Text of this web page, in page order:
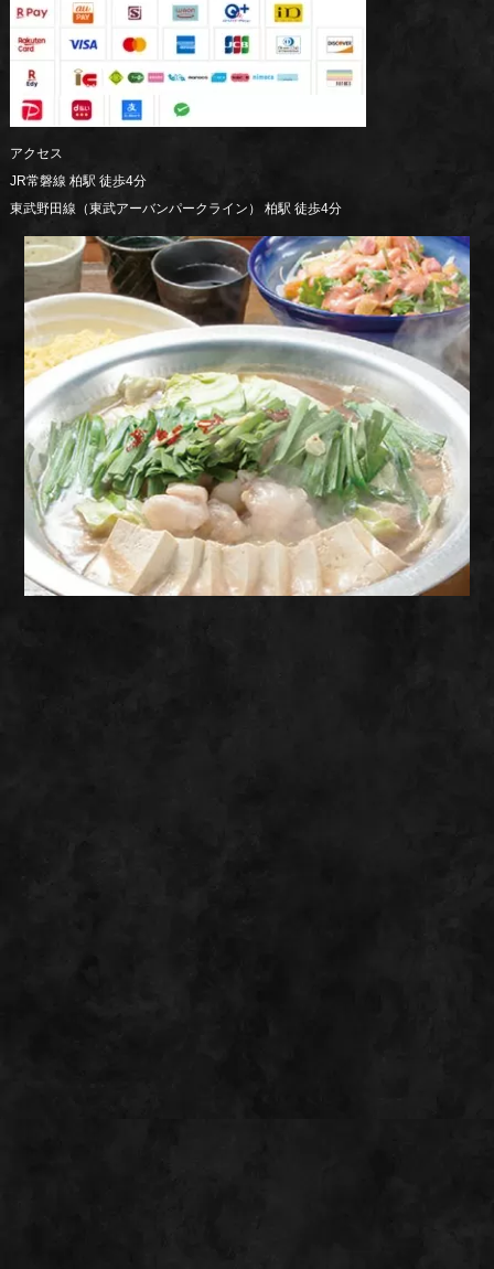
アクセス
JR常磐線 柏駅 徒歩4分
東武野田線（東武アーバンパークライン） 柏駅 徒歩4分